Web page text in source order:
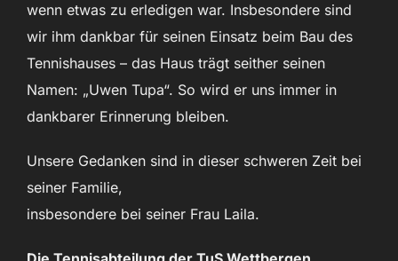
wenn etwas zu erledigen war. Insbesondere sind
wir ihm dankbar für seinen Einsatz beim Bau des
Tennishauses – das Haus trägt seither seinen
Namen: „Uwen Tupa“. So wird er uns immer in
dankbarer Erinnerung bleiben.
Unsere Gedanken sind in dieser schweren Zeit bei
seiner Familie,
insbesondere bei seiner Frau Laila.